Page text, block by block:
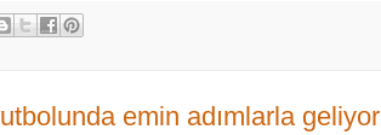
emin adımlarla geliyor